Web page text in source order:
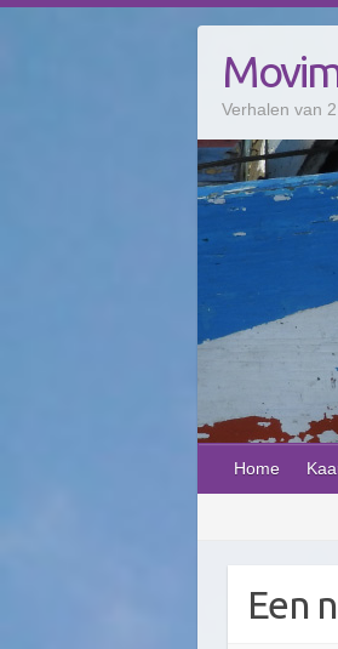
Verhalen van
Home
Een